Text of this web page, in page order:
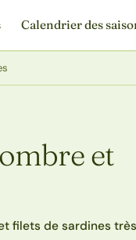
Calendrier des
et
filets de sardines très